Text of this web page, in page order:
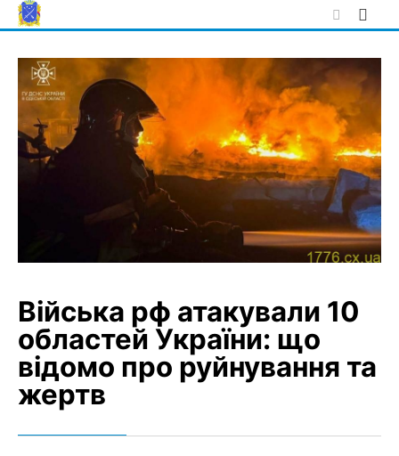
Skip
to
Війська рф атакували 10
областей України: що
відомо про руйнування та
жертв